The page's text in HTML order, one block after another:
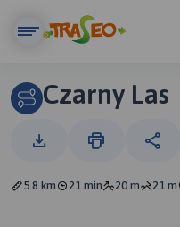
Czarny Las
5.8 km 21 min 20 m 21 m